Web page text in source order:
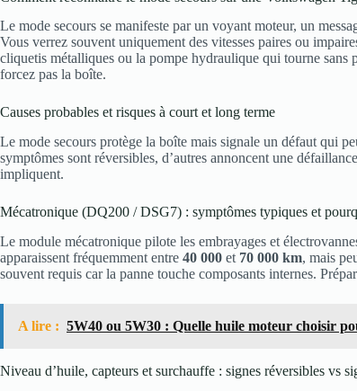
Le mode secours se manifeste par un voyant moteur, un
Vous verrez souvent uniquement des vitesses paires ou
cliquetis métalliques ou la pompe hydraulique qui tourne sans
forcez pas la boîte.
Causes probables et risques à court et long terme
Le mode secours protège la boîte mais signale un défaut qui
symptômes sont réversibles, d’autres annoncent une
impliquent.
Mécatronique (DQ200 / DSG7) : symptômes typiques et
Le module mécatronique pilote les embrayages et
apparaissent fréquemment entre 40 000 et 70 000 km, mais
souvent requis car la panne touche composants internes.
A lire : 5W40 ou 5W30 : Quelle huile moteur choisir
Niveau d’huile, capteurs et surchauffe : signes réversibles vs